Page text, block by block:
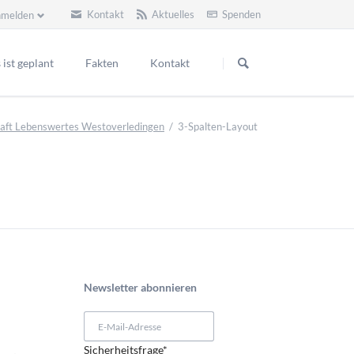
Kontakt Aktuelles Spenden
überspringen
ist geplant Fakten
Gesundheit
Kontakt
Lebenswertes Westoverledingen 3-Spalten-Layout
Newsletter abonnieren
Pflichtfeld
Sicherheitsfrage*